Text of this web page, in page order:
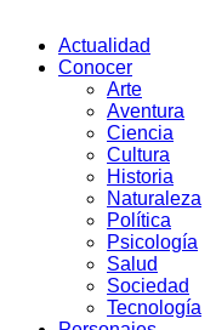
Actualidad
Conocer
Arte
Aventura
Ciencia
Cultura
Historia
Naturaleza
Política
Psicología
Salud
Sociedad
Tecnología